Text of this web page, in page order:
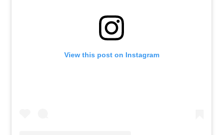
View this post on Instagram